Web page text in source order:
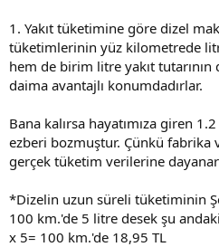
1. Yakıt tüketimine göre dizel
tüketimlerinin yüz kilometrede
hem de birim litre yakıt
daima avantajlı konumdadırlar.
Bana kalırsa hayatımıza giren
ezberi bozmuştur. Çünkü fabrika
gerçek tüketim verilerine
*Dizelin uzun süreli tüketiminin
100 km.'de 5 litre desek şu
x 5= 100 km.'de 18,95 TL